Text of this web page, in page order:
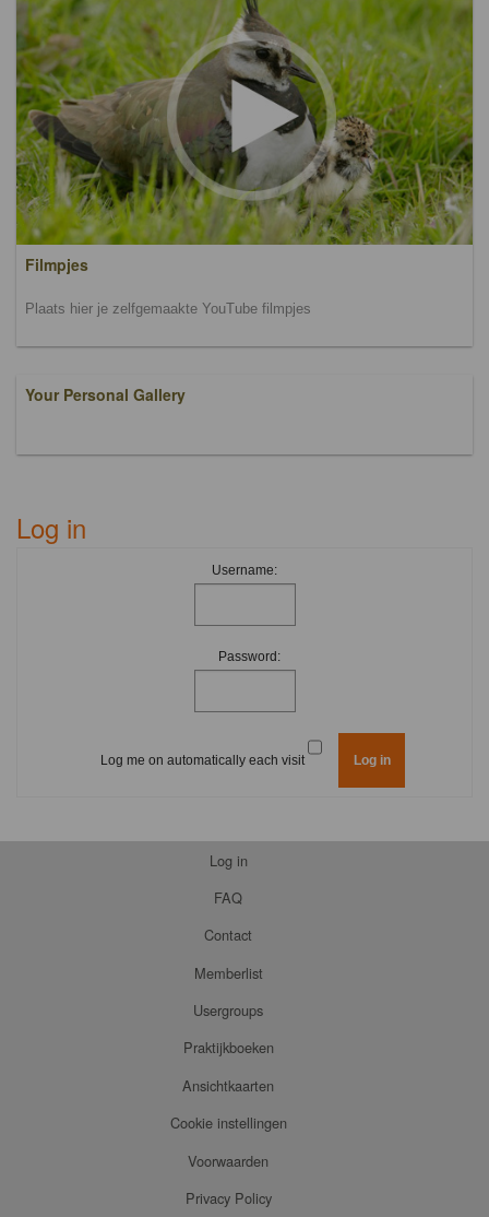
Filmpjes
Plaats hier je zelfgemaakte YouTube filmpjes
Your Personal Gallery
Log in
Username:
Password:
Log me on automatically each visit
Log in
FAQ
Contact
Memberlist
Usergroups
Praktijkboeken
Ansichtkaarten
Cookie instellingen
Voorwaarden
Privacy Policy